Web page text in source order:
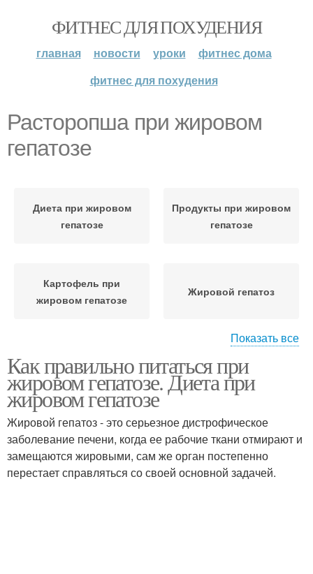
ФИТНЕС ДЛЯ ПОХУДЕНИЯ
главная новости уроки
фитнес дома
фитнес для похудения
Расторопша при жировом
гепатозе
Диета при жировом
гепатозе
Продукты при жировом
гепатозе
Картофель при
жировом гепатозе
Жировой гепатоз
гепатоз
Показать все
Как правильно питаться при
жировом гепатозе. Диета при
жировом гепатозе
Жировой гепатоз - это серьезное дистрофическое
заболевание печени, когда ее рабочие ткани отмирают и
замещаются жировыми, сам же орган постепенно
перестает справляться со своей основной задачей.